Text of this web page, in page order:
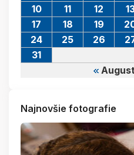
10
11 12
17
18 19
24
25 26
31
Najnovšie fotografie